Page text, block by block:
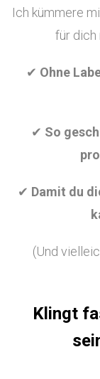
Ich kümmere
für dich
✔ Ohne
✔ So
✔ Damit du
(Und
Klingt